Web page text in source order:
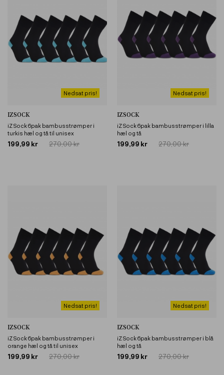
Nedsat pris!
IZSOCK
iZ Sock 6pak bambusstrømper i
turkis hæl og tå til unisex
199,99 kr 270,00 kr
Nedsat pris!
IZSOCK
iZ Sock 6pak bambusstrømper i lilla
hæl og tå
199,99 kr 270,00 kr
Nedsat pris!
IZSOCK
iZ Sock 6pak bambusstrømper i
orange hæl og tå til unisex
199,99 kr 270,00 kr
Nedsat pris!
IZSOCK
iZ Sock 6pak bambusstrømper i blå
hæl og tå
199,99 kr 270,00 kr